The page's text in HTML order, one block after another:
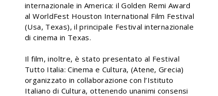
internazionale in America: il Golden Remi Award
al WorldFest Houston International Film Festival
(Usa, Texas), il principale Festival internazionale
di cinema in Texas.
Il film, inoltre, è stato presentato al Festival
Tutto Italia: Cinema e Cultura, (Atene, Grecia)
organizzato in collaborazione con l’Istituto
Italiano di Cultura, ottenendo unanimi consensi